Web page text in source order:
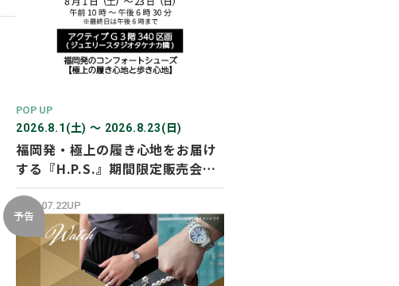
POP UP
2026.8.1(土) 〜 2026.8.23(日)
福岡発・極上の履き心地をお届け
する『H.P.S.』期間限定販売会を
開催✨
2026.07.22UP
予告